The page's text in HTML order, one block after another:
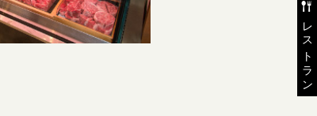
レストラン